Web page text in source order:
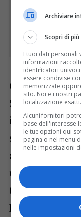
Gershwin.
Su sfondo
in stucchi
stile
architettura,
una
trio vira in
Rientrano
Archiviare
Scopri di più
I tuoi dati personali
informazioni
identificatori
essere condivise
memorizzate
sito. Noi e i nostri
localizzazione esatti.
Alcuni fornitori
base dell'interesse
le tue opzioni qui
pagina o nel menu
nelle impostazioni